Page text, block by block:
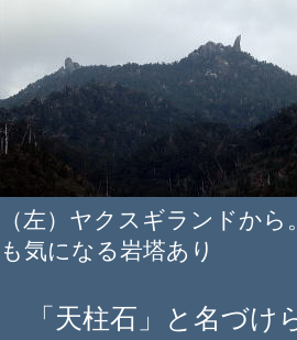
（左）ヤクスギランドか
も気になる岩塔あり （
「天柱石」と名づけ